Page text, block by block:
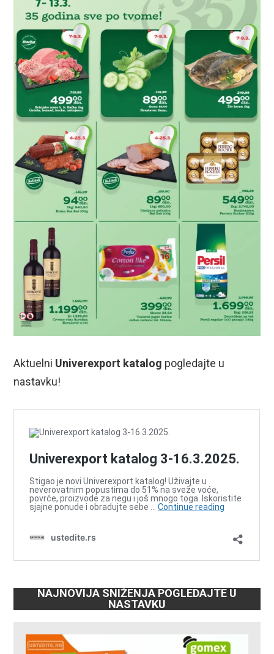
Aktuelni Univerexport katalog pogledajte u
nastavku!
NAJNOVIJA SNIŽENJA POGLEDAJTE U
NASTAVKU